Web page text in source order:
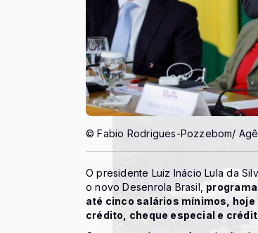
© Fabio Rodrigues-Pozzebom/
O presidente Luiz Inácio Lula da
o novo Desenrola Brasil,
até cinco salários mínimos, hoje
crédito, cheque especial e